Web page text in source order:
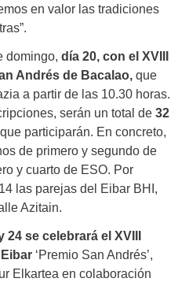
en valor las tradiciones
domingo, día 20, con el XVIII
Andrés de Bacalao, que
a partir de las 10.30 horas.
serán un total de 32
que participarán. En concreto,
de primero y segundo de
y cuarto de ESO. Por
las parejas del Eibar BHI,
Azitain.
24 se celebrará el XVIII
‘Premio San Andrés’,
Elkartea en colaboración